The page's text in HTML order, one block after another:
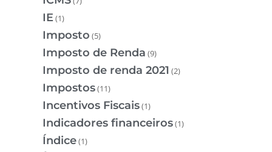
IE(1)
Imposto (5)
Imposto de Renda (9)
Imposto de renda 2021 (2)
Impostos(11)
Incentivos Fiscais(1)
Indicadores financeiros(1)
Índice(1)